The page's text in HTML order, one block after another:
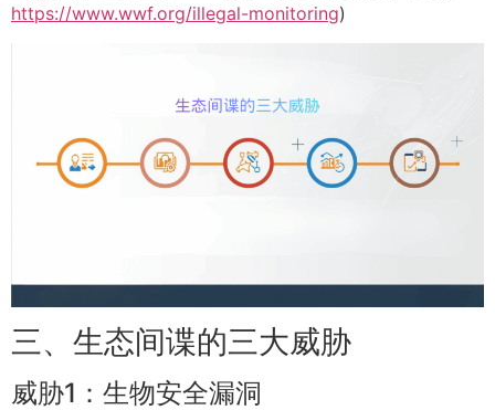
https://www.wwf.org/illegal-monitoring)
三、生态间谍的三大威胁
威胁1：生物安全漏洞